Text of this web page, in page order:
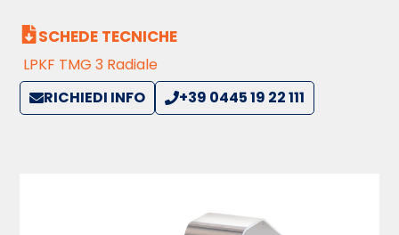
SCHEDE TECNICHE
LPKF TMG 3 Radiale
RICHIEDI INFO
+39 0445 19 22 111